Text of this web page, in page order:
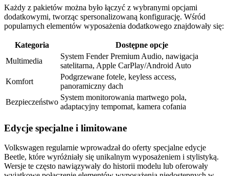
Każdy z pakietów można było łączyć z wybranymi opcjami
dodatkowymi, tworząc spersonalizowaną konfigurację. Wśród
popularnych elementów wyposażenia dodatkowego znajdowały się:
Kategoria
Dostępne opcje
Multimedia
System Fender Premium Audio, nawigacja
satelitarna, Apple CarPlay/Android Auto
Komfort
Podgrzewane fotele, keyless access,
panoramiczny dach
Bezpieczeństwo
System monitorowania martwego pola,
adaptacyjny tempomat, kamera cofania
Edycje specjalne i limitowane
Volkswagen regularnie wprowadzał do oferty specjalne edycje
Beetle, które wyróżniały się unikalnym wyposażeniem i stylistyką.
Wersje te często nawiązywały do historii modelu lub oferowały